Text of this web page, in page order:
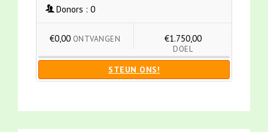
Donors : 0
€0,00 ONTVANGEN €1.750,00
DOEL
STEUN ONS!